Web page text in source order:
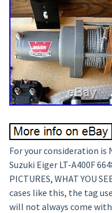
For your consideration is
Suzuki Eiger LT-A400F
PICTURES, WHAT YOU
cases like this, the tag
will not always come